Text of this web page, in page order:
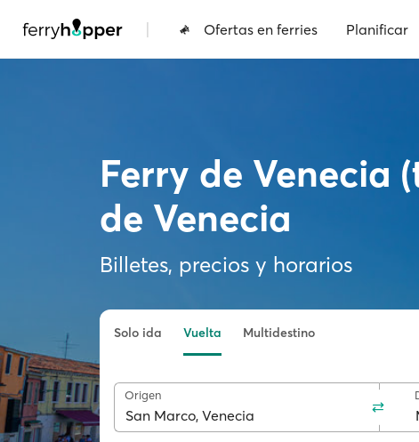
| Ofertas en ferries Planificar
Ferry de Venecia
de Venecia
Billetes, precios y horarios
Solo ida Vuelta Multidestino
Origen